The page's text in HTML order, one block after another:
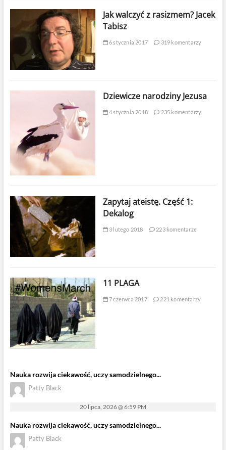
Jak walczyć z rasizmem? Jacek
Tabisz
6 stycznia 2017 319 komentarzy
Dziewicze narodziny Jezusa
4 stycznia 2018 235 komentarzy
Zapytaj ateistę. Część 1:
Dekalog
3 lutego 2018 223 komentarze
11 PLAGA
7 czerwca 2017 221 komentarzy
Nauka rozwija ciekawość, uczy samodzielnego...
Patty Black
20 lipca, 2026 @ 6:59 PM
Nauka rozwija ciekawość, uczy samodzielnego...
Patty Black